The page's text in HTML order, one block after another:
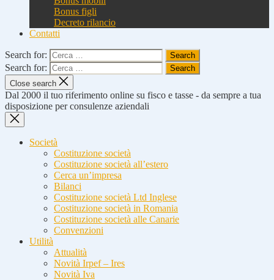
Bonus figli
Decreto rilancio
Contatti
Search for:
Search for:
Close search
Dal 2000 il tuo riferimento online su fisco e tasse - da sempre a tua
disposizione per consulenze aziendali
Società
Costituzione società
Costituzione società all’estero
Cerca un’impresa
Bilanci
Costituzione società Ltd Inglese
Costituzione società in Romania
Costituzione società alle Canarie
Convenzioni
Utilità
Attualità
Novità Irpef – Ires
Novità Iva